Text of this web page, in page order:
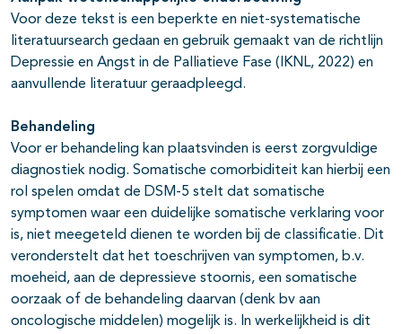
Voor deze tekst is een beperkte en niet-systematische
literatuursearch gedaan en gebruik gemaakt van de richtlijn
Depressie en Angst in de Palliatieve Fase (IKNL, 2022) en
aanvullende literatuur geraadpleegd.
Behandeling
Voor er behandeling kan plaatsvinden is eerst zorgvuldige
diagnostiek nodig. Somatische comorbiditeit kan hierbij een
rol spelen omdat de DSM-5 stelt dat somatische
symptomen waar een duidelijke somatische verklaring voor
is, niet meegeteld dienen te worden bij de classificatie. Dit
veronderstelt dat het toeschrijven van symptomen, b.v.
moeheid, aan de depressieve stoornis, een somatische
oorzaak of de behandeling daarvan (denk bv aan
oncologische middelen) mogelijk is. In werkelijkheid is dit